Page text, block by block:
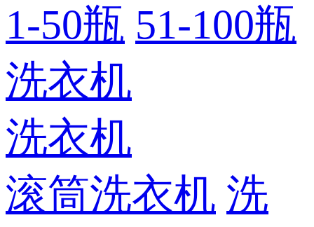
1-50瓶 51-100瓶
洗衣机
洗衣机
滚筒洗衣机 洗